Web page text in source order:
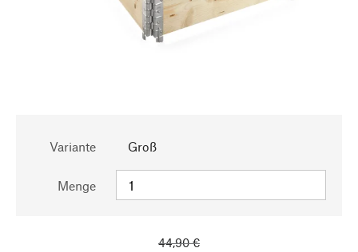
Variante Groß
Menge
44,90 €